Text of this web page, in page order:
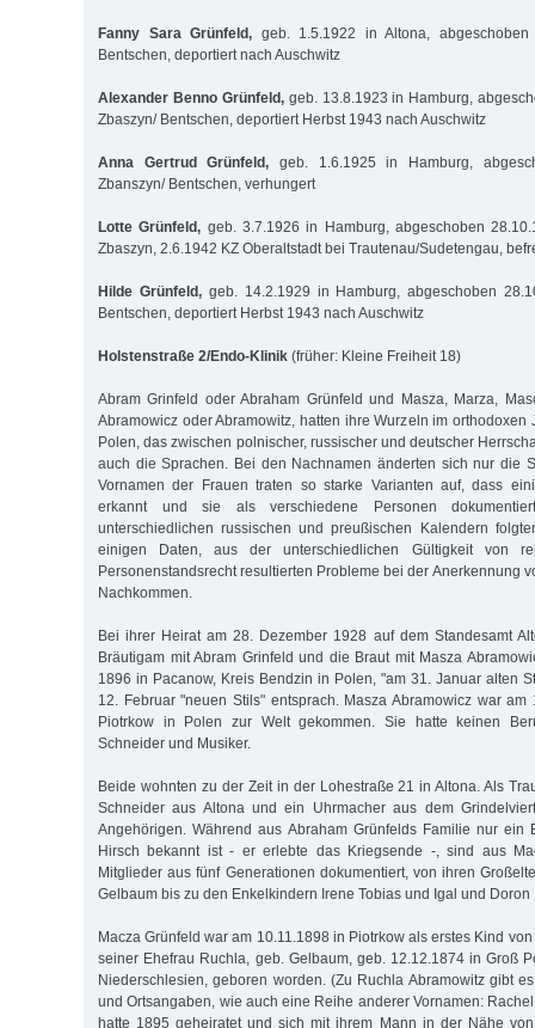
Fanny Sara Grünfeld, geb. 1.5.1922 in Altona, abgeschoben
Bentschen, deportiert nach Auschwitz
Alexander Benno Grünfeld,geb. 13.8.1923 in Hamburg,
Zbaszyn/ Bentschen, deportiert Herbst 1943 nach Auschwitz
Anna Gertrud Grünfeld, geb. 1.6.1925 in Hamburg,
Zbanszyn/ Bentschen, verhungert
Lotte Grünfeld, geb. 3.7.1926 in Hamburg, abgeschoben
Zbaszyn, 2.6.1942 KZ Oberaltstadt bei Trautenau/Sudetengau,
Hilde Grünfeld,geb. 14.2.1929 in Hamburg, abgeschoben
Bentschen, deportiert Herbst 1943 nach Auschwitz
Holstenstraße 2/Endo-Klinik (früher: Kleine Freiheit 18)
Abram Grinfeld oder Abraham Grünfeld und Masza, Marza,
Abramowicz oder Abramowitz, hatten ihre Wurzeln im orthodoxen
Polen, das zwischen polnischer, russischer und deutscher
auch die Sprachen. Bei den Nachnamen änderten sich nur die
Vornamen der Frauen traten so starke Varianten auf, dass
erkannt und sie als verschiedene Personen
unterschiedlichen russischen und preußischen Kalendern
einigen Daten, aus der unterschiedlichen Gültigkeit von
Personenstandsrecht resultierten Probleme bei der Anerkennung
Nachkommen.
Bei ihrer Heirat am 28. Dezember 1928 auf dem Standesamt
Bräutigam mit Abram Grinfeld und die Braut mit Masza
1896 in Pacanow, Kreis Bendzin in Polen, "am 31. Januar alten
12. Februar "neuen Stils" entsprach. Masza Abramowicz war
Piotrkow in Polen zur Welt gekommen. Sie hatte keinen
Schneider und Musiker.
Beide wohnten zu der Zeit in der Lohestraße 21 in Altona. Als
Schneider aus Altona und ein Uhrmacher aus dem
Angehörigen. Während aus Abraham Grünfelds Familie nur ein
Hirsch bekannt ist - er erlebte das Kriegsende -, sind aus
Mitglieder aus fünf Generationen dokumentiert, von ihren
Gelbaum bis zu den Enkelkindern Irene Tobias und Igal und Doron
Macza Grünfeld war am 10.11.1898 in Piotrkow als erstes Kind
seiner Ehefrau Ruchla, geb. Gelbaum, geb. 12.12.1874 in Groß
Niederschlesien, geboren worden. (Zu Ruchla Abramowitz gibt
und Ortsangaben, wie auch eine Reihe anderer Vornamen:
hatte 1895 geheiratet und sich mit ihrem Mann in der Nähe